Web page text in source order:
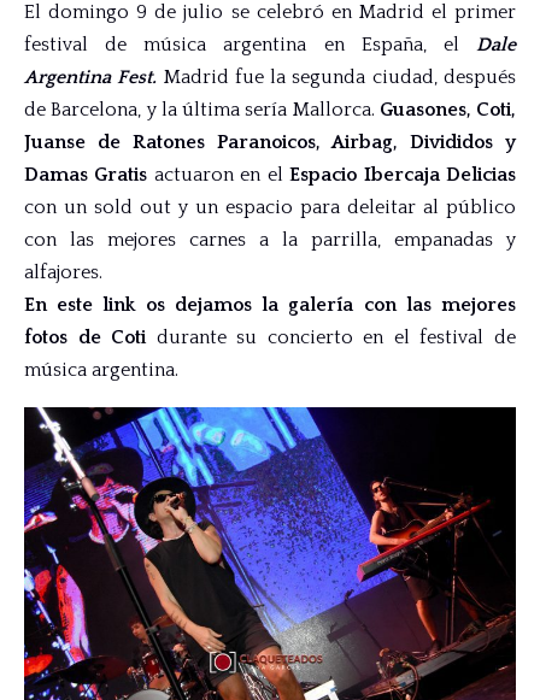
El domingo 9 de julio se celebró en Madrid el primer
festival de música argentina en España, el Dale
Argentina Fest. Madrid fue la segunda ciudad, después
de Barcelona, y la última sería Mallorca. Guasones, Coti,
Juanse de Ratones Paranoicos, Airbag, Divididos y
Damas Gratis actuaron en elEspacio Ibercaja Delicias
con un sold out y un espacio para deleitar al público
con las mejores carnes a la parrilla, empanadas y
alfajores.
En este link os dejamos la galería con las mejores
fotos de Coti durante su concierto en el festival de
música argentina.